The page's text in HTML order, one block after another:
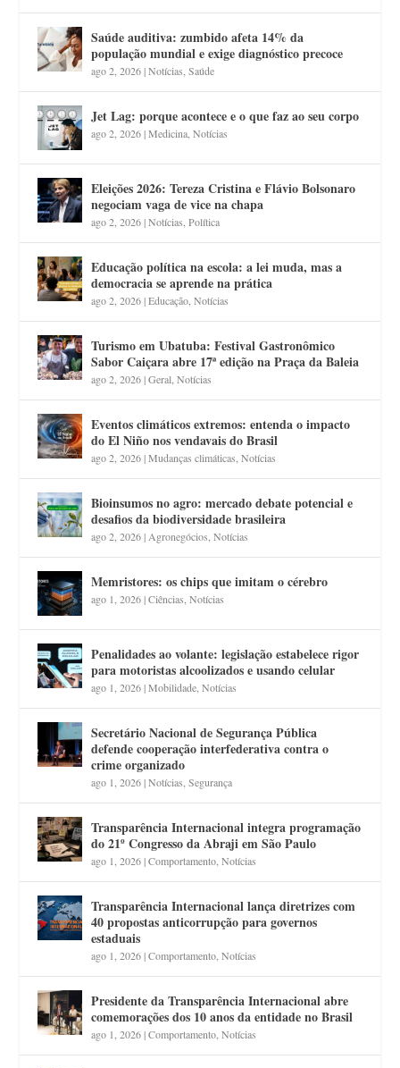
Saúde auditiva: zumbido afeta 14% da
população mundial e exige diagnóstico precoce
ago 2, 2026|Notícias ,Saúde
Jet Lag: porque acontece e o que faz ao seu corpo
ago 2, 2026|Medicina ,Notícias
Eleições 2026: Tereza Cristina e Flávio Bolsonaro
negociam vaga de vice na chapa
ago 2, 2026|Notícias ,Política
Educação política na escola: a lei muda, mas a
democracia se aprende na prática
ago 2, 2026|Educação ,Notícias
Turismo em Ubatuba: Festival Gastronômico
Sabor Caiçara abre 17ª edição na Praça da Baleia
ago 2, 2026|Geral ,Notícias
Eventos climáticos extremos: entenda o impacto
do El Niño nos vendavais do Brasil
ago 2, 2026|Mudanças climáticas ,Notícias
Bioinsumos no agro: mercado debate potencial e
desafios da biodiversidade brasileira
ago 2, 2026| Agronegócios ,Notícias
Memristores: os chips que imitam o cérebro
ago 1, 2026|Ciências ,Notícias
Penalidades ao volante: legislação estabelece rigor
para motoristas alcoolizados e usando celular
ago 1, 2026|Mobilidade ,Notícias
Secretário Nacional de Segurança Pública
defende cooperação interfederativa contra o
crime organizado
ago 1, 2026|Notícias ,Segurança
Transparência Internacional integra programação
do 21º Congresso da Abraji em São Paulo
ago 1, 2026|Comportamento ,Notícias
Transparência Internacional lança diretrizes com
40 propostas anticorrupção para governos
estaduais
ago 1, 2026|Comportamento ,Notícias
Presidente da Transparência Internacional abre
comemorações dos 10 anos da entidade no Brasil
ago 1, 2026|Comportamento ,Notícias